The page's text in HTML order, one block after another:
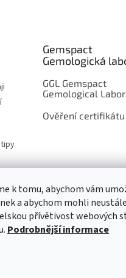
k tomu, abychom vám
a abychom mohli
přívětivost webových
Podrobnější informace
Gemspact
Gemologická
GGL Gemspact
Gemological
Ověření certifikátu
KONTAKTNÍ FORMULÁŘ